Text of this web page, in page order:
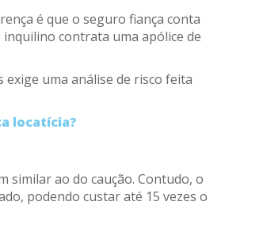
é que o seguro fiança conta
contrata uma apólice de
uma análise de risco feita
locatícia?
similar ao do caução. Contudo, o
podendo custar até 15 vezes o